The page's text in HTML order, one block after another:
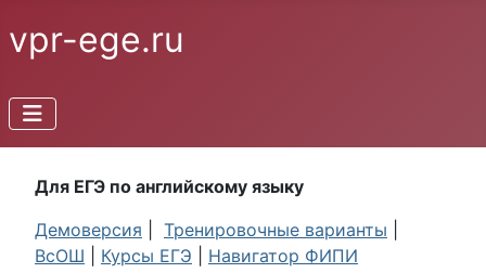
vpr-ege.ru
Для ЕГЭ по английскому языку
Демоверсия
Тренировочные варианты
ВсОШ
Курсы ЕГЭ Навигатор ФИПИ